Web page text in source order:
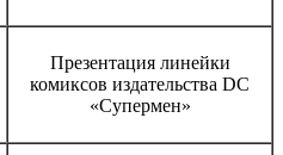
Презентация линейки
комиксов издательства DC
«Супермен»